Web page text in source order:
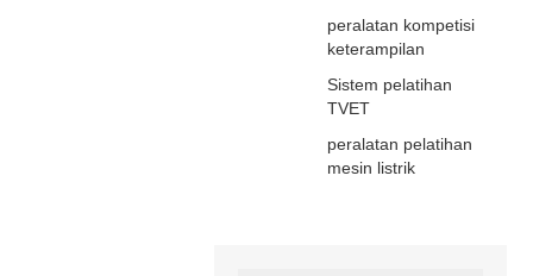
peralatan kompetisi
keterampilan
Sistem pelatihan
TVET
peralatan pelatihan
mesin listrik